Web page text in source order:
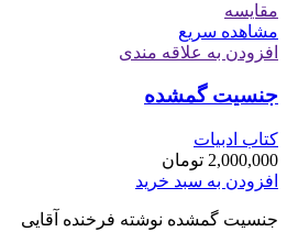
مقایسه
مشاهده سریع
افزودن به علاقه مندی
جنسیت گمشده
کتاب ادبیات
2,000,000 تومان
افزودن به سبد خرید
جنسیت گمشده نوشته فرخنده آقایی